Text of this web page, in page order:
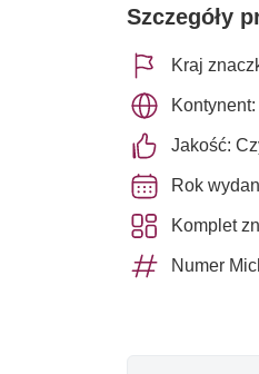
Szczegóły
Kraj
Jakość:
Rok
Komplet
Numer